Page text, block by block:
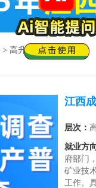
> 高升专
江西
层次：
就业方
府部门
矿业技
工作。